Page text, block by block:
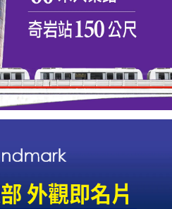
外觀即名片